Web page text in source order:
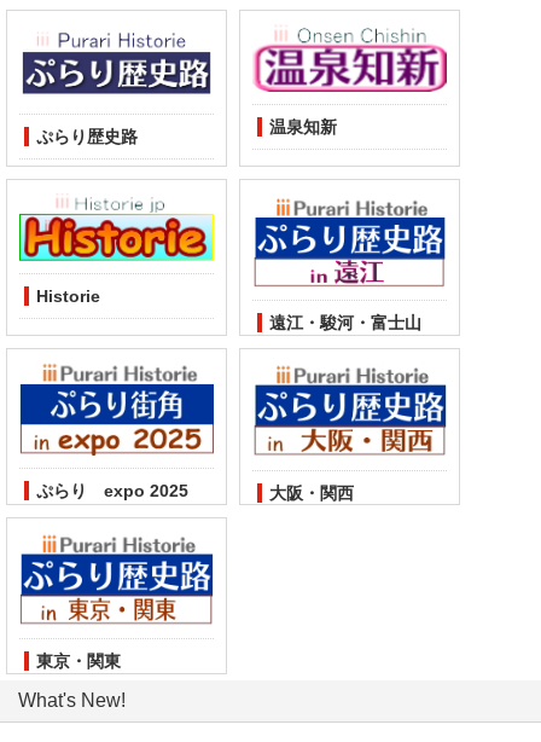
ぷらり歴史路
温泉知新
Historie
遠江・駿河・富士山
ぷらり expo 2025 大阪・関西
東京・関東
What's New!